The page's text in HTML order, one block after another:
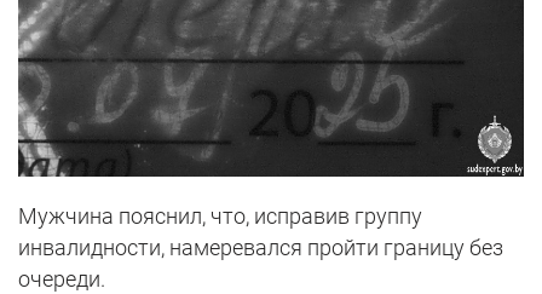
Мужчина пояснил, что, исправив группу
инвалидности, намеревался пройти границу без
очереди.